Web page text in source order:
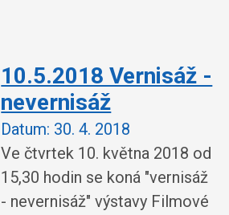
10.5.2018 Vernisáž -
nevernisáž
Datum: 30. 4. 2018
Ve čtvrtek 10. května 2018 od
15,30 hodin se koná "vernisáž
- nevernisáž" výstavy Filmové